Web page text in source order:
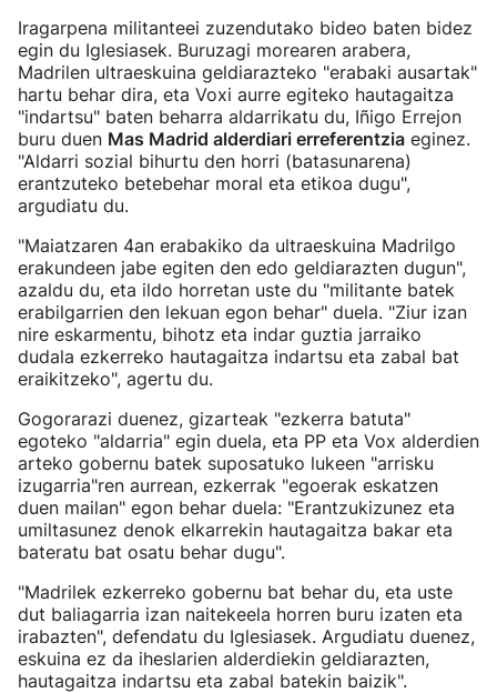
Iragarpena militanteei zuzendutako bideo baten bidez
egin du Iglesiasek. Buruzagi morearen arabera,
Madrilen ultraeskuina geldiarazteko "erabaki ausartak"
hartu behar dira, eta Voxi aurre egiteko hautagaitza
"indartsu" baten beharra aldarrikatu du, Iñigo Errejon
buru duen Mas Madrid alderdiari erreferentzia eginez.
"Aldarri sozial bihurtu den horri (batasunarena)
erantzuteko betebehar moral eta etikoa dugu",
argudiatu du.
"Maiatzaren 4an erabakiko da ultraeskuina Madrilgo
erakundeen jabe egiten den edo geldiarazten dugun",
azaldu du, eta ildo horretan uste du "militante batek
erabilgarrien den lekuan egon behar" duela. "Ziur izan
nire eskarmentu, bihotz eta indar guztia jarraiko
dudala ezkerreko hautagaitza indartsu eta zabal bat
eraikitzeko", agertu du.
Gogorarazi duenez, gizarteak "ezkerra batuta"
egoteko "aldarria" egin duela, eta PP eta Vox alderdien
arteko gobernu batek suposatuko lukeen "arrisku
izugarria"ren aurrean, ezkerrak "egoerak eskatzen
duen mailan" egon behar duela: "Erantzukizunez eta
umiltasunez denok elkarrekin hautagaitza bakar eta
bateratu bat osatu behar dugu".
"Madrilek ezkerreko gobernu bat behar du, eta uste
dut baliagarria izan naitekeela horren buru izaten eta
irabazten", defendatu du Iglesiasek. Argudiatu duenez,
eskuina ez da iheslarien alderdiekin geldiarazten,
hautagaitza indartsu eta zabal batekin baizik".